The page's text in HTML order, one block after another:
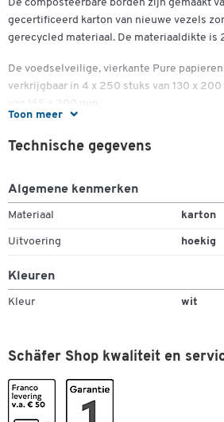
Toon meer
De composteerbare borden zijn gemaakt
gecertificeerd karton van nieuwe vezels
gerecycled materiaal. De materiaaldikte is
De voedselveilige, vierkante Pure
verkrijgbaar in 4 x 250 stuks van 130 x
van 165 x 200 mm.
de fabrikant
voedselveilig
Gemaakt van FSC®-
4 x 250 stuks met de
2 x 250 stuks met de
Verdere details:
Technische gegevens
Algemene kenmerken
Materiaal karton
Uitvoering hoekig
Kleuren
Kleur wit
Schäfer Shop kwaliteit en
Dubbelklik om in te